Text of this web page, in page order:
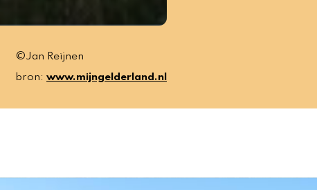
©Jan Reijnen
bron: www.mijngelderland.nl